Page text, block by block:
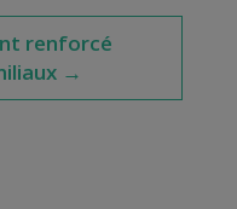
renforcé
→